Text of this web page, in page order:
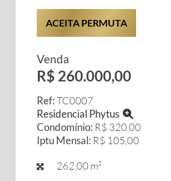
ACEITA PERMUTA
Venda
R$ 260.000,00
Ref:TC0007
Residencial Phytus
Condomínio: R$ 320,00
Iptu Mensal: R$ 105,00
262,00 m²